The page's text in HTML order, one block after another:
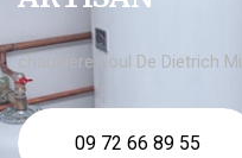
chaudière fioul De Dietrich
09 72 66 89 55